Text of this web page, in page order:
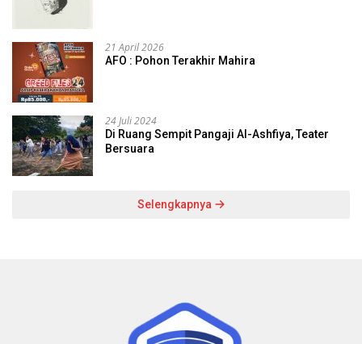
21 April 2026
AFO : Pohon Terakhir Mahira
24 Juli 2024
Di Ruang Sempit Pangaji Al-Ashfiya, Teater
Bersuara
Selengkapnya